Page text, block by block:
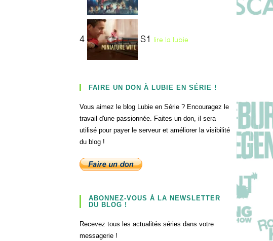
4 S1 lire la lubie
FAIRE UN DON À LUBIE EN SÉRIE !
Vous aimez le blog Lubie en Série ? Encouragez le
travail d'une passionnée. Faites un don, il sera
utilisé pour payer le serveur et améliorer la visibilité
du blog !
ABONNEZ-VOUS À LA NEWSLETTER
DU BLOG !
Recevez tous les actualités séries dans votre
messagerie !